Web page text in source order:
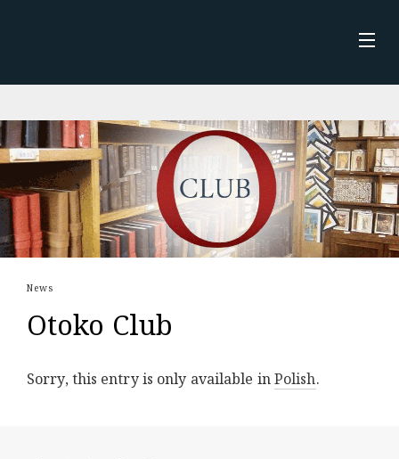
NEWS
ABOUT ME
KSIĄŻKA
News
Otoko Club
Sorry, this entry is only available inPolish.